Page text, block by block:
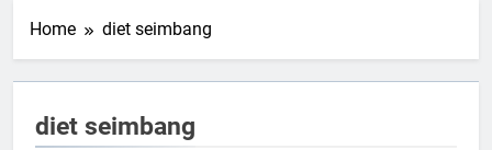
Home diet seimbang
diet seimbang